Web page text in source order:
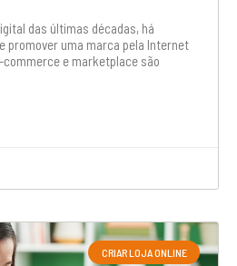
das últimas décadas, há
promover uma marca pela Internet
commerce e marketplace são
CRIAR LOJA ONLINE